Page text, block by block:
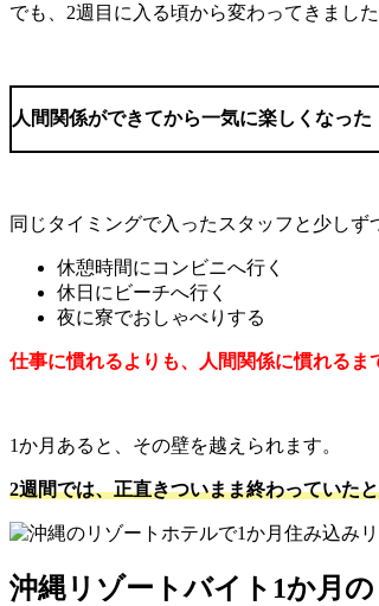
でも、 2週目に入る頃から変わってきました
人間関係ができてから一気に楽しくなった
同じタイミングで入ったスタッフと少しず
休憩時間にコンビニへ行く
休日にビーチへ行く
夜に寮でおしゃべりする
仕事に慣れるよりも、人間関係に慣れるま
1か月あると、その壁を越えられます。
2週間では、正直きついまま終わっていた
沖縄リゾートバイト 1か月